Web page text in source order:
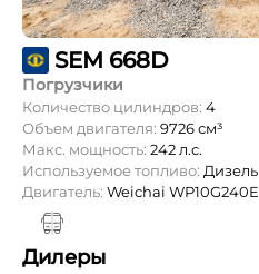
SEM 668D
Погрузчики
Количество цилиндров: 4
Объем двигателя: 9726 см³
Макс. мощность: 242 л.с.
Используемое топливо: Дизель
Двигатель: Weichai WP10G240E
Дилеры